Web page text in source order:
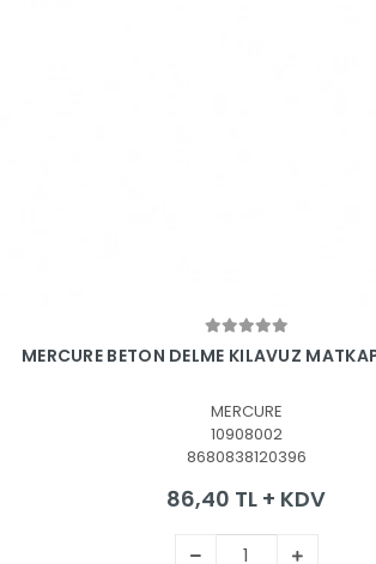
Sepete Ekle
MERCURE BETON DELME KILAVUZ
MERCURE
10908002
8680838120396
86,40 TL + KDV